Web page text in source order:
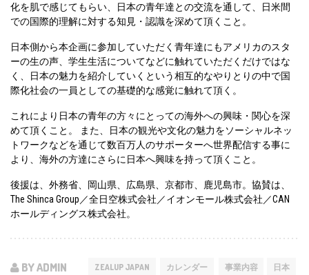
化を肌で感じてもらい、日本の青年達との交流を通して、日米間
での国際的理解に対する知見・認識を深めて頂くこと。
日本側から本企画に参加していただく青年達にもアメリカのスタ
ーの生の声、学生生活についてなどに触れていただくだけではな
く、日本の魅力を紹介していくという相互的なやりとりの中で国
際化社会の一員としての基礎的な感覚に触れて頂く。
これにより日本の青年の方々にとっての海外への興味・関心を深
めて頂くこと。 また、日本の観光や文化の魅力をソーシャルネッ
トワークなどを通じて数百万人のサポーターへ世界配信する事に
より、海外の方達にさらに日本へ興味を持って頂くこと。
後援は、外務省、岡山県、広島県、京都市、鹿児島市。 協賛は、
The Shinca Group／全日空株式会社／イオンモール株式会社／CAN
ホールディングス株式会社。
BY ADMIN ZEALUP JAPAN カレンダー 事業内容 日本